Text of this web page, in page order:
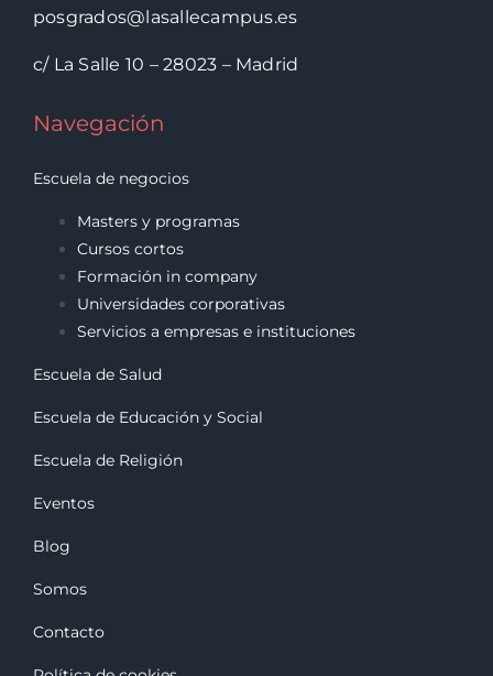
posgrados@lasallecampus.es
c/ La Salle 10 – 28023 – Madrid
Navegación
Escuela de negocios
Masters y programas
Cursos cortos
Formación in company
Universidades corporativas
Servicios a empresas e instituciones
Escuela de Salud
Escuela de Educación y Social
Escuela de Religión
Eventos
Blog
Somos
Contacto